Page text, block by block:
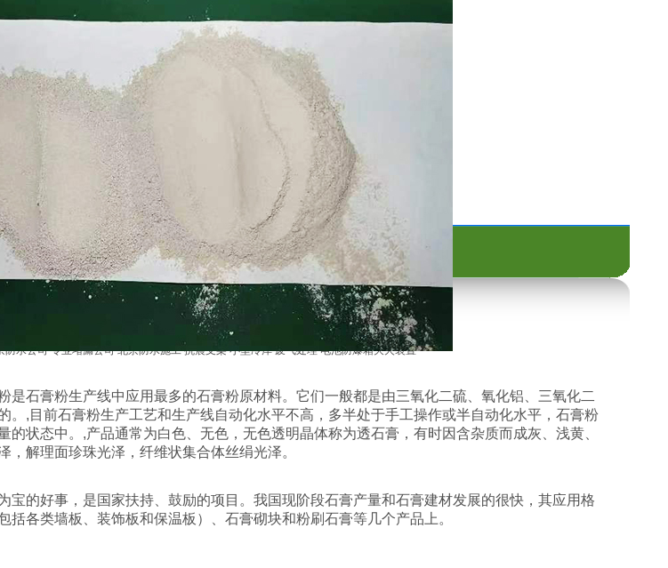
是石膏粉生产线中应用最多的石膏粉原材料。它们一般都是由三氧化二硫、氧化铝、三氧化二
。,目前石膏粉生产工艺和生产线自动化水平不高，多半处于手工操作或半自动化水平，石膏粉
的状态中。,产品通常为白色、无色，无色透明晶体称为透石膏，有时因含杂质而成灰、浅黄、
解理面珍珠光泽，纤维状集合体丝绢光泽。
宝的好事，是国家扶持、鼓励的项目。我国现阶段石膏产量和石膏建材发展的很快，其应用格
括各类墙板、装饰板和保温板）、石膏砌块和粉刷石膏等几个产品上。
系方式 | 客户留言 | 产品展示 | 友情链接 |
城区德丰石膏粉经销处 网站备案号：冀ICP备19036215号
关键字：石膏粉
防水公司 专业堵漏公司 北京防水施工 抗震支架 小型冷库 废气处理 电池防爆箱灭火装置